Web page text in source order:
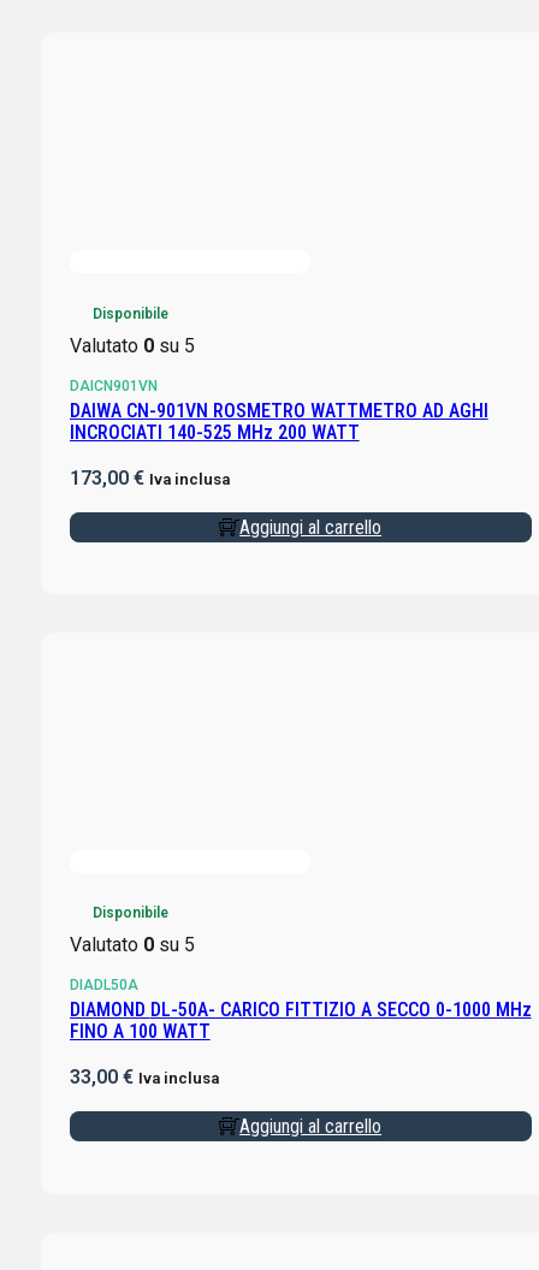
Disponibile
Valutato 0su 5
DAICN901VN
DAIWA CN-901VN ROSMETRO WATTMETRO AD AGHI
INCROCIATI 140-525 MHz 200 WATT
173,00 € Iva inclusa
Aggiungi al carrello
Disponibile
Valutato 0su 5
DIADL50A
DIAMOND DL-50A- CARICO FITTIZIO A SECCO 0-1000 MHz
FINO A 100 WATT
33,00 € Iva inclusa
Aggiungi al carrello